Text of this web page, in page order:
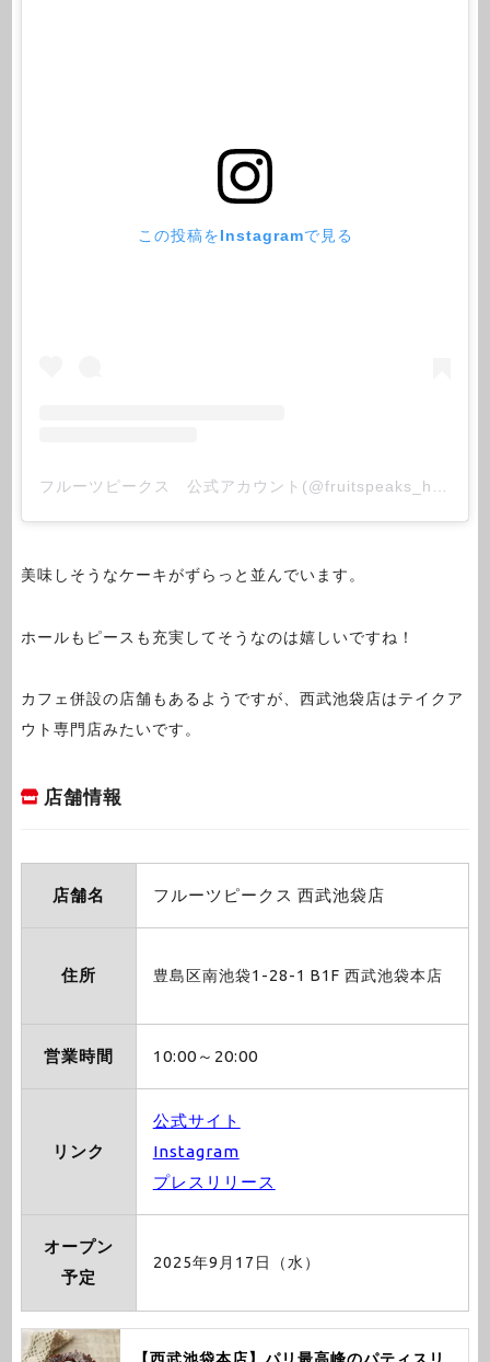
この投稿をInstagramで見る
美味しそうなケーキがずらっと並んでいます。
ホールもピースも充実してそうなのは嬉しいですね！
カフェ併設の店舗もあるようですが、西武池袋店はテイクア
ウト専門店みたいです。
店舗情報
店舗名 フルーツピークス 西武池袋店
住所 豊島区南池袋1-28-1 B1F 西武池袋本店
営業時間 10:00～20:00
リンク
公式サイト
Instagram
プレスリリース
オープン
予定
2025年9月17日（水）
【西武池袋本店】パリ最高峰のパティスリ